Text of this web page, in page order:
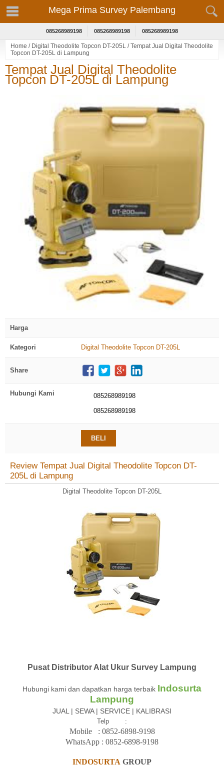
Mega Prima Survey Palembang
085268989198 085268989198 085268989198
Home / Digital Theodolite Topcon DT-205L /Tempat Jual Digital Theodolite
Topcon DT-205L di Lampung
Tempat Jual Digital Theodolite
Topcon DT-205L di Lampung
Harga
Kategori Digital Theodolite Topcon DT-205L
Share
Hubungi Kami
085268989198
085268989198
BELI
Review Tempat Jual Digital Theodolite Topcon DT-
205L di Lampung
Digital Theodolite Topcon DT-205L
Pusat Distributor Alat Ukur Survey Lampung
Hubungi kami dan dapatkan harga terbaik Indosurta
Lampung
JUAL | SEWA | SERVICE | KALIBRASI
Telp :
Mobile : 0852-6898-9198
WhatsApp : 0852-6898-9198
INDOSURTA GROUP